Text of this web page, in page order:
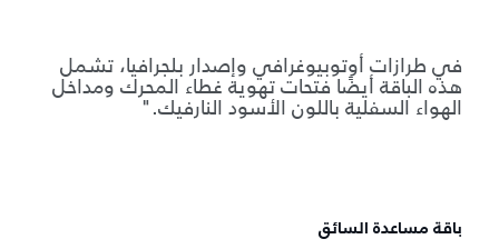
في طرازات أوتوبيوغرافي وإصدار بلجرافيا، تشمل
هذه الباقة أيضًا فتحات تهوية غطاء المحرك ومداخل
الهواء السفلية باللون الأسود النارفيك."
باقة مساعدة السائق